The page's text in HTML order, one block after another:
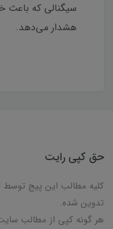
سیگنالی که باعث
هشدار می‌دهد.
حق کپی رایت
کلیه مطالب این پیج توسط
تدوین شده.
هر گونه کپی از مطالب